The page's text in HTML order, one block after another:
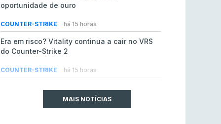
oportunidade de ouro
COUNTER-STRIKE há 15 horas
Era em risco? Vitality continua a cair no VRS
do Counter-Strike 2
COUNTER-STRIKE há 15 horas
comunitários de League of Legends
MAIS NOTÍCIAS